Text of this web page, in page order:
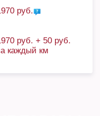
руб.
руб. + 50 руб.
каждый км